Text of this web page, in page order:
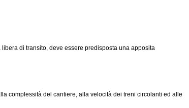
di transito, deve essere predisposta una apposita
complessità del cantiere, alla velocità dei treni circolanti ed alle